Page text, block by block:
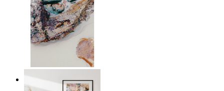
Nordic Surface